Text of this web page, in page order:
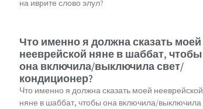
на иврите слово элул?
Что именно я должна сказать моей
нееврейской няне в шаббат, чтобы
она включила/выключила свет/
кондиционер?
Что именно я должна сказать моей нееврейской
няне в шаббат, чтобы она включила/выключила